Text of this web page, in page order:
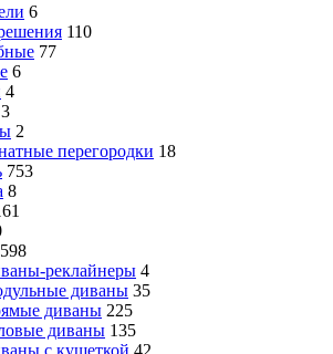
6
110
77
6
4
3
2
перегородки 18
753
8
598
реклайнеры 4
диваны 35
диваны 225
диваны 135
с кушеткой 42